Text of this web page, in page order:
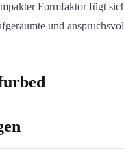
Formfaktor fügt
und
der vollständig
für alle deine
Nutzererlebnis.